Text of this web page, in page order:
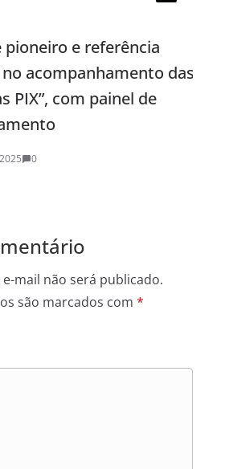
e referência
das
com painel de
0
mail não será publicado.
são marcados com *